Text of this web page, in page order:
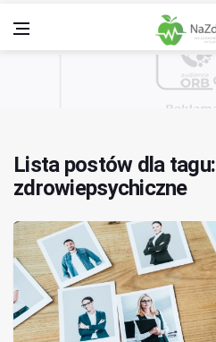
Lista postów dla tagu:
zdrowiepsychiczne